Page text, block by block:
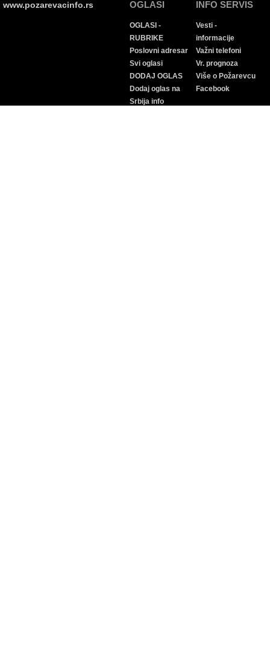
www.pozarevacinfo.rs OGLASI
OGLASI -
RUBRIKE
Poslovni adresar
Svi oglasi
DODAJ OGLAS
Dodaj oglas na
Srbija info
INFO SERVIS
Vesti -
informacije
Važni telefoni
Vr. prognoza
Više o Požarevcu
Facebook